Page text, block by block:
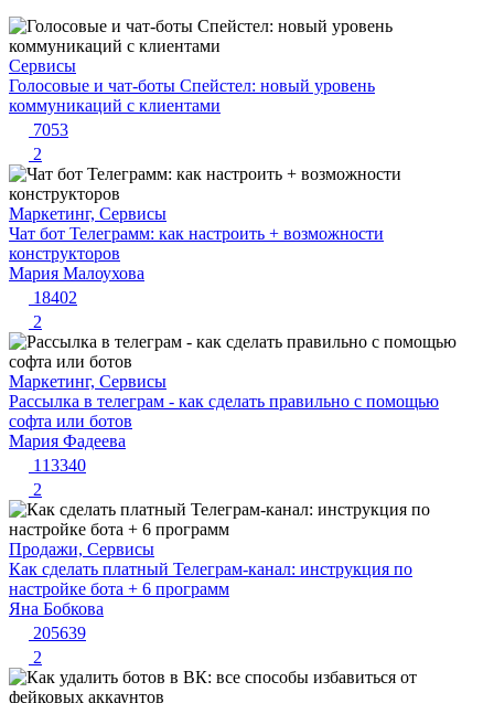
Сервисы
Голосовые и чат-боты Спейстел: новый уровень
коммуникаций с клиентами
7053
2
Маркетинг, Сервисы
Чат бот Телеграмм: как настроить + возможности
конструкторов
Мария Малоухова
18402
2
Маркетинг, Сервисы
Рассылка в телеграм - как сделать правильно с помощью
софта или ботов
Мария Фадеева
113340
2
Продажи, Сервисы
Как сделать платный Телеграм-канал: инструкция по
настройке бота + 6 программ
Яна Бобкова
205639
2